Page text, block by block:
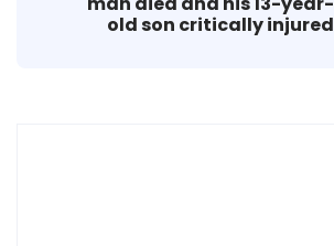
old son critically injured